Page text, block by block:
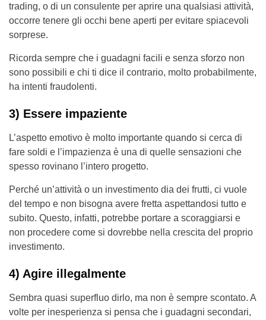
trading, o di un consulente per aprire una qualsiasi attività,
occorre tenere gli occhi bene aperti per evitare spiacevoli
sorprese.
Ricorda sempre che i guadagni facili e senza sforzo non
sono possibili e chi ti dice il contrario, molto probabilmente,
ha intenti fraudolenti.
3) Essere impaziente
L’aspetto emotivo è molto importante quando si cerca di
fare soldi e l’impazienza è una di quelle sensazioni che
spesso rovinano l’intero progetto.
Perché un’attività o un investimento dia dei frutti, ci vuole
del tempo e non bisogna avere fretta aspettandosi tutto e
subito. Questo, infatti, potrebbe portare a scoraggiarsi e
non procedere come si dovrebbe nella crescita del proprio
investimento.
4) Agire illegalmente
Sembra quasi superfluo dirlo, ma non è sempre scontato. A
volte per inesperienza si pensa che i guadagni secondari,